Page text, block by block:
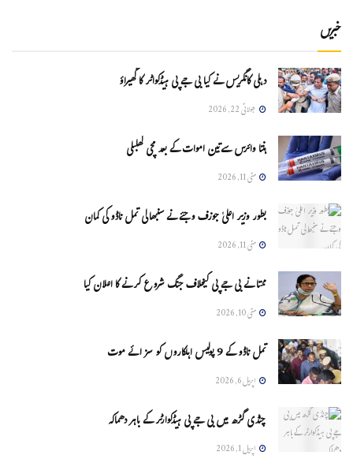
خبریں
دہلی کانگریس نے کیا بی جے پی ہیڈکواٹر کا گھیراؤ
جولائی 22, 2026
ہنتا وائرس سےتین اموات کے بعد مچی کھلبلی
مئی 11, 2026
بطور وزیر اعلیٰ جوزف وجئے نے سنبھالی تمل ناڈو کی کمان
مئی 11, 2026
ممتا نے بی جے پی کیخلاف جنگ شروع کرنے کا اعلان کیا
مئی 10, 2026
تمل ناڈو کے 9 پولیس اہلکاروں کو سزائے موت
اپریل 6, 2026
چنڈی گڑھ میں بی جے پی ہیڈکوارٹر کے باہر دھماکہ
اپریل 1, 2026